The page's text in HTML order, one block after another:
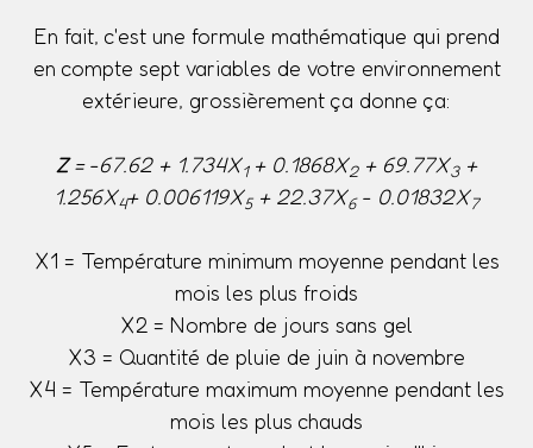
En fait, c'est une formule mathématique qui prend
en compte sept variables de votre environnement
extérieure, grossièrement ça donne ça:
Z= -67.62 + 1.734X1+ 0.1868X2+ 69.77X3+
1.256X4+ 0.006119X5+ 22.37X6- 0.01832X7
X1 = Température minimum moyenne pendant les
mois les plus froids
X2 = Nombre de jours sans gel
X3 = Quantité de pluie de juin à novembre
X4 = Température maximum moyenne pendant les
mois les plus chauds